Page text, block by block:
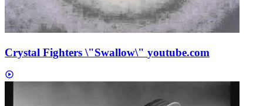
Crystal Fighters \"Swallow\" youtube.com